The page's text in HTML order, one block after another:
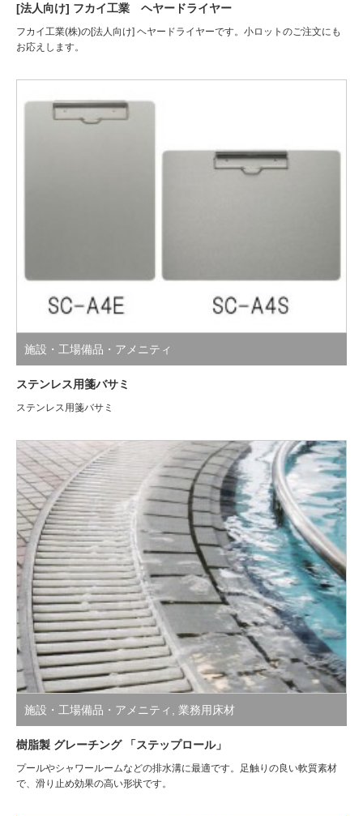
[法人向け] フカイ工業 ヘヤードライヤー
フカイ工業(株)の[法人向け] ヘヤードライヤーです。小ロットのご注文にも
お応えします。
施設・工場備品・アメニティ
ステンレス用箋バサミ
ステンレス用箋バサミ
施設・工場備品・アメニティ 業務用床材
樹脂製 グレーチング 「ステップロール」
プールやシャワールームなどの排水溝に最適です。足触りの良い軟質素材
で、滑り止め効果の高い形状です。